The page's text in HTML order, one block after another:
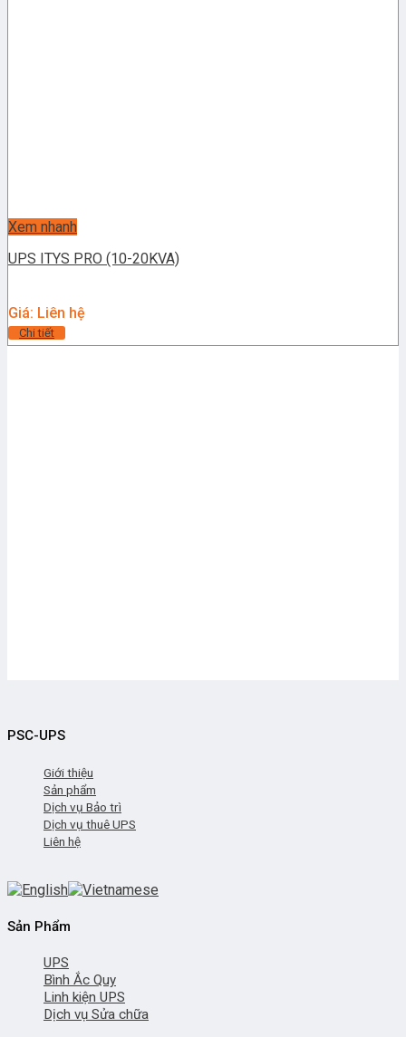
Xem nhanh
UPS ITYS PRO (10-20KVA)
Giá: Liên hệ
Chi tiết
PSC-UPS
Giới thiệu
Sản phẩm
Dịch vụ Bảo trì
Dịch vụ thuê UPS
Liên hệ
Sản Phẩm
UPS
Bình Ắc Quy
Linh kiện UPS
Dịch vụ Sửa chữa